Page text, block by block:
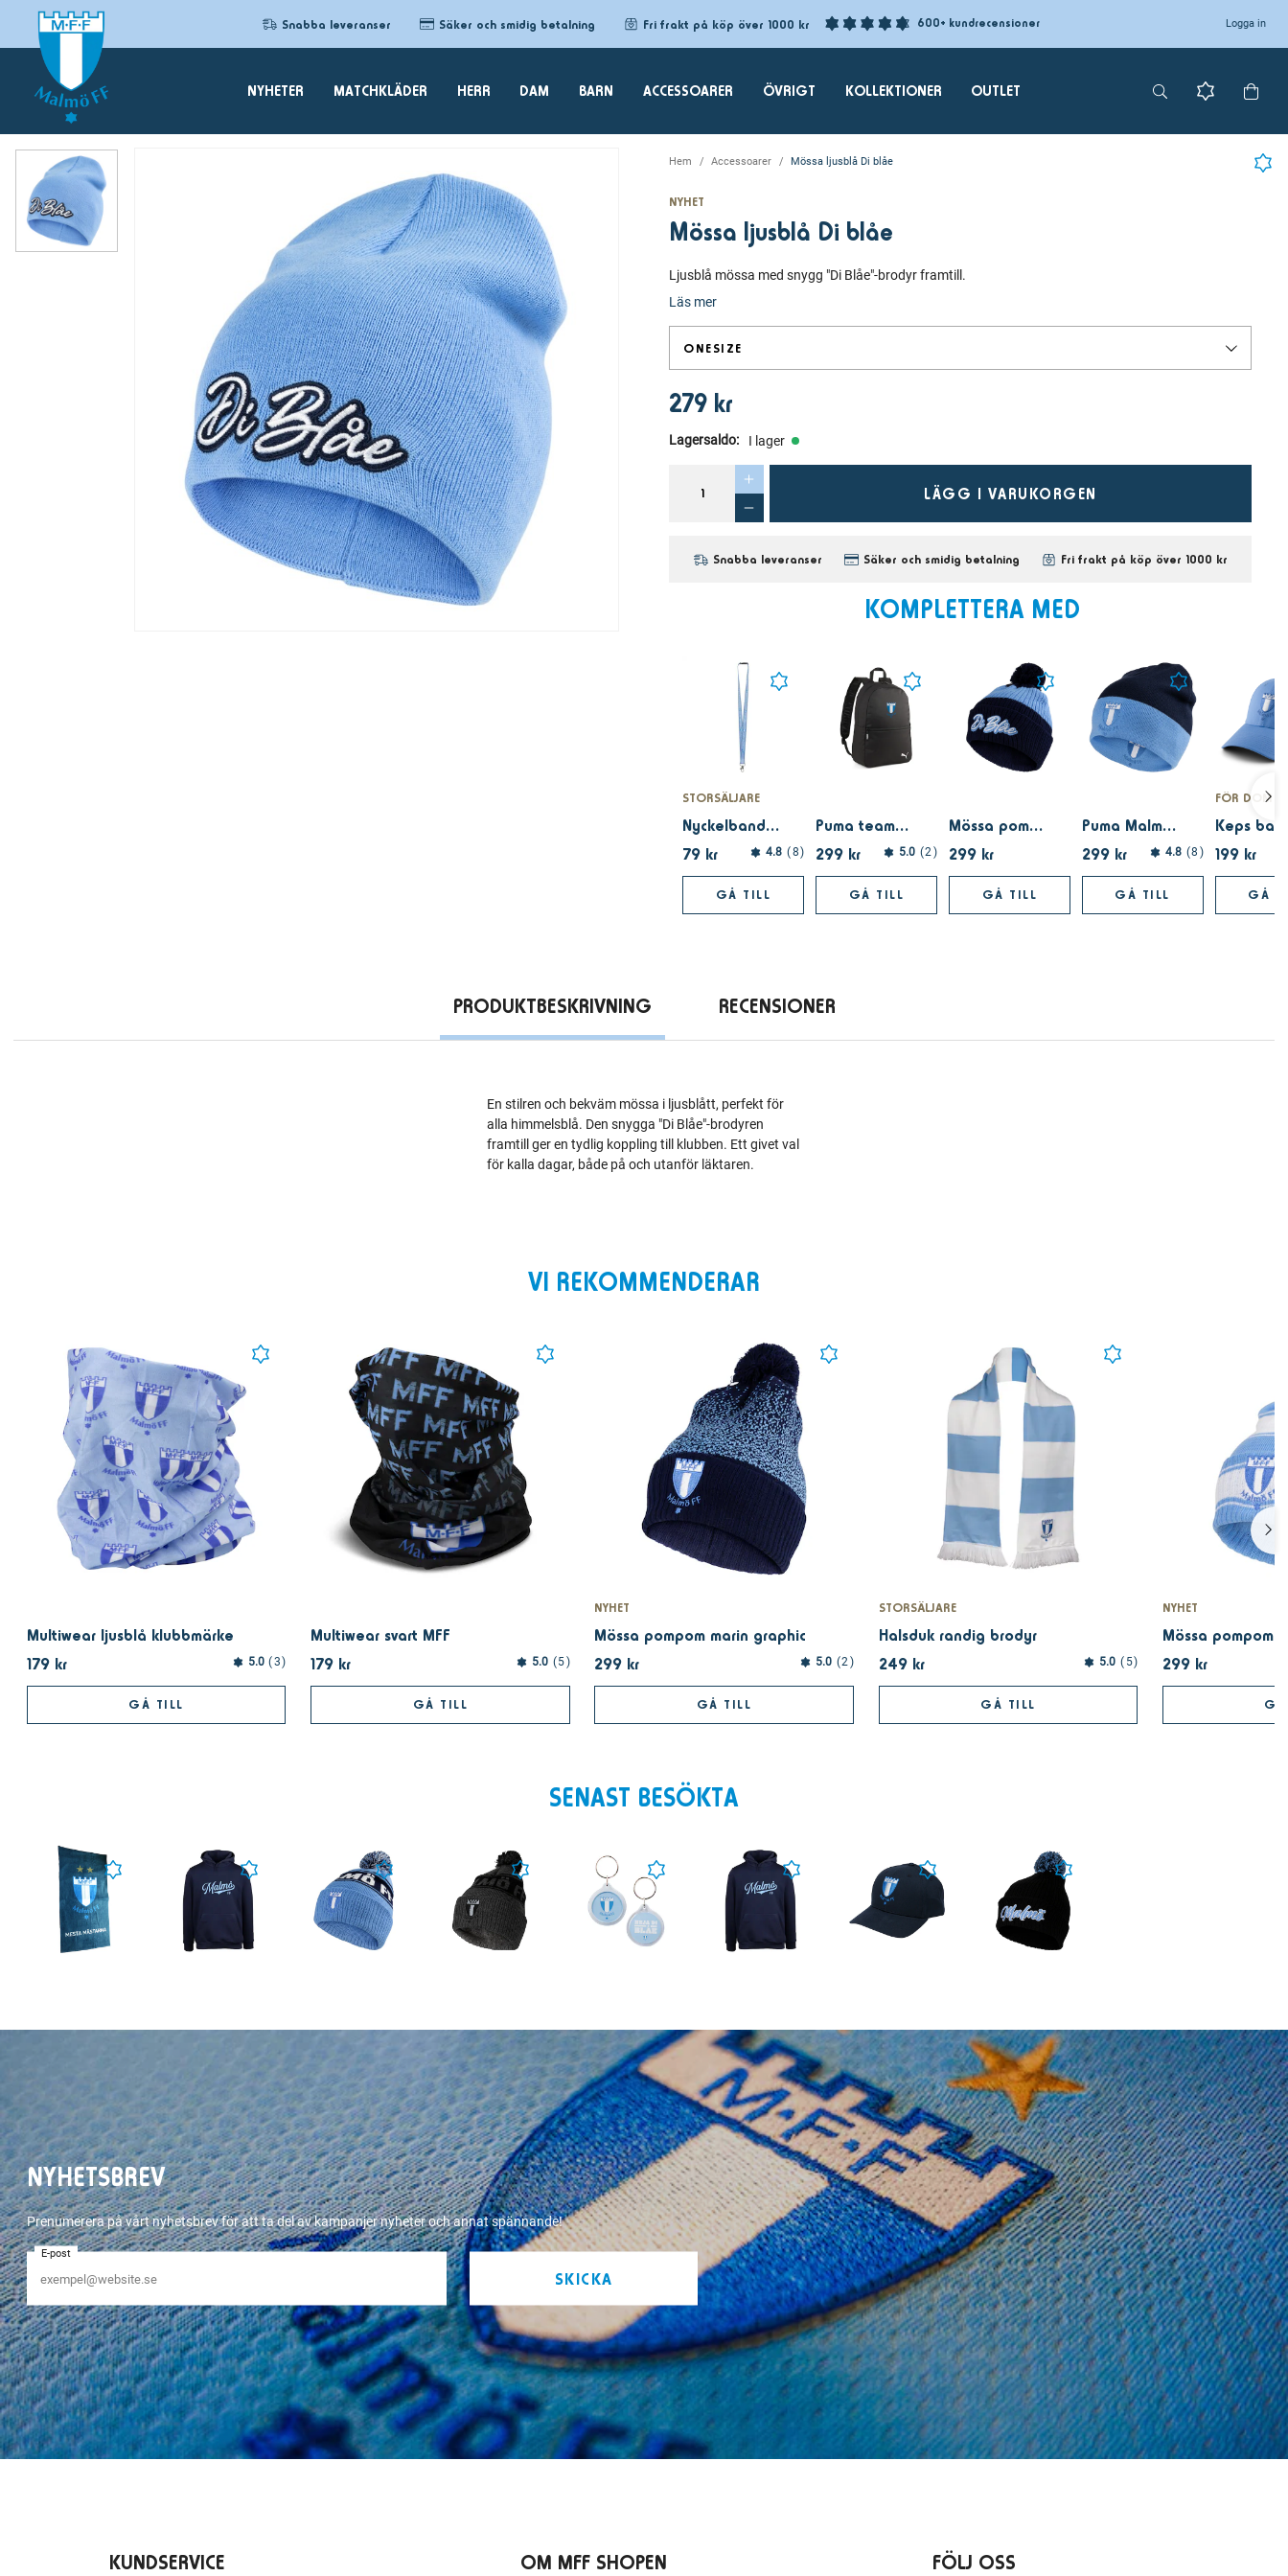
Snabba leveranser Säker och smidig betalning Fri frakt på köp över 1000 kr 600+ kundrecensioner Logga in
NYHETER MATCHKLÄDER HERR DAM BARN ACCESSOARER ÖVRIGT KOLLEKTIONER OUTLET
Hem Accessoarer Mössa ljusblå Di blåe
NYHET
Mössa ljusblå Di blåe
Ljusblå mössa med snygg "Di Blåe"-brodyr framtill.
Läs mer
ONESIZE
279 kr
Lagersaldo: I lager
LÄGG I VARUKORGEN
Snabba leveranser Säker och smidig betalning Fri frakt på köp över 1000 kr
KOMPLETTERA MED
STORSÄLJARE
Nyckelband Malmö FF
79 kr
4.8 8
GÅ TILL
Puma teamGOAL Backpack Core black
299 kr
5.0 2
GÅ TILL
Mössa pompom Di blåe
299 kr
GÅ TILL
Puma Malmö FF Reversible Beanie Light Blue
299 kr
4.8 8
GÅ TILL
FÖR DOM
199 kr
GÅ
PRODUKTBESKRIVNING RECENSIONER
En stilren och bekväm mössa i ljusblått, perfekt för
alla himmelsblå. Den snygga "Di Blåe"-brodyren
framtill ger en tydlig koppling till klubben. Ett givet val
för kalla dagar, både på och utanför läktaren.
VI REKOMMENDERAR
Multiwear ljusblå klubbmärke
179 kr
5.0 3
GÅ TILL
Multiwear svart MFF
179 kr
5.0 5
GÅ TILL
NYHET
Mössa pompom marin graphic
299 kr
5.0 2
GÅ TILL
STORSÄLJARE
Halsduk randig brodyr
249 kr
5.0 5
GÅ TILL
NYHET
299 kr
SENAST BESÖKTA
NYHETSBREV
Prenumerera på vårt nyhetsbrev för att ta del av kampanjer nyheter och annat spännande!
E-post
SKICKA
KUNDSERVICE OM MFF SHOPEN FÖLJ OSS